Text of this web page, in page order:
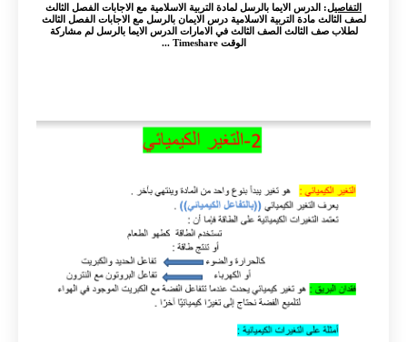
التفاصيل: الدرس الايما بالرسل لمادة التربية الاسلامية مع الاجابات الفصل الثالث
لصف الثالث مادة التربية الاسلامية درس الايمان بالرسل مع الاجابات الفصل الثالث
لطلاب صف الثالث الصف الثالث في الامارات الدرس الايما بالرسل لم مشاركة
الوقت Timeshare ...